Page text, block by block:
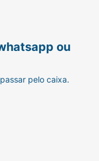
ou
pelo caixa.